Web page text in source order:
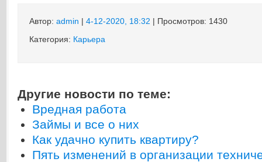
Автор: admin | 4-12-2020, 18:32 | Просмотров: 1430
Категория: Карьера
Другие новости по теме:
Вредная работа
Займы и все о них
Как удачно купить квартиру?
Пять изменений в организации